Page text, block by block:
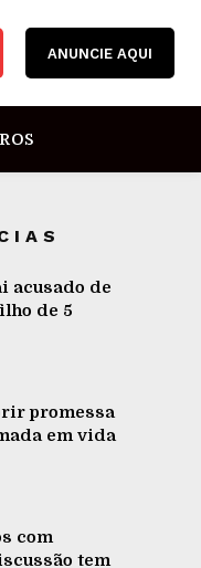
ANUNCIE AQUI
acusado de
de 5
promessa
em vida
com
tem